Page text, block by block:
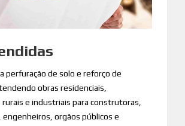
perfuração de solo e reforço de
obras residenciais,
rurais e industriais para construtoras,
orgãos públicos e